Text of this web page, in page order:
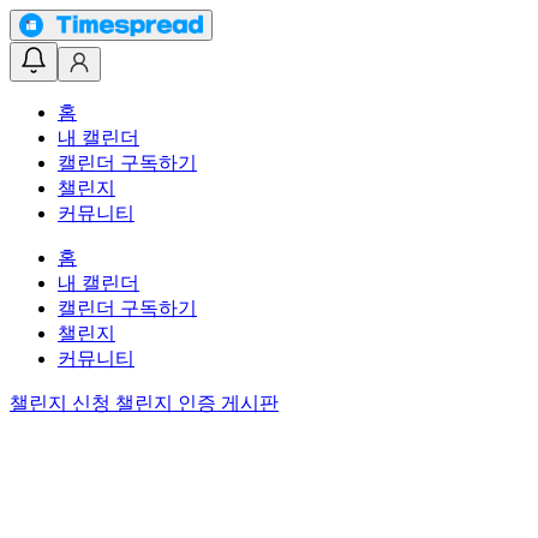
홈
내 캘린더
캘린더 구독하기
챌린지
커뮤니티
홈
내 캘린더
캘린더 구독하기
챌린지
커뮤니티
챌린지 신청 챌린지 인증 게시판